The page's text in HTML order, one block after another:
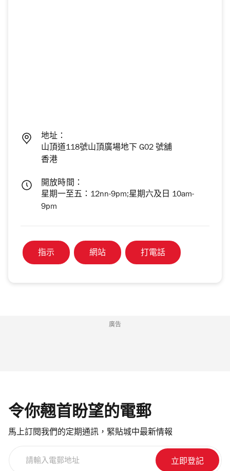
地址：
山頂道118號山頂廣場地下 G02 號舖
香港
開放時間：
星期一至五：12nn-9pm;星期六及日 10am-
9pm
指示 網站 打電話
廣告
令你翹首盼望的電郵
馬上訂閱我們的定期通訊，緊貼城中最新情報